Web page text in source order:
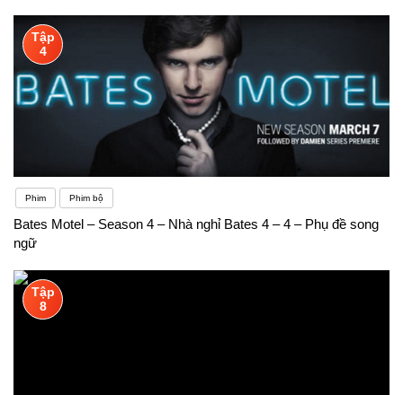
Tập
4
Phim Phim bộ
Bates Motel – Season 4 – Nhà nghỉ Bates 4 – 4 – Phụ đề song
ngữ
Tập
8